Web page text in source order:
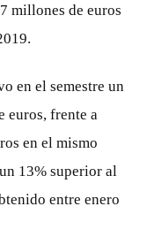
millones de euros
en el semestre un
euros, frente a
en el mismo
13% superior al
entre enero